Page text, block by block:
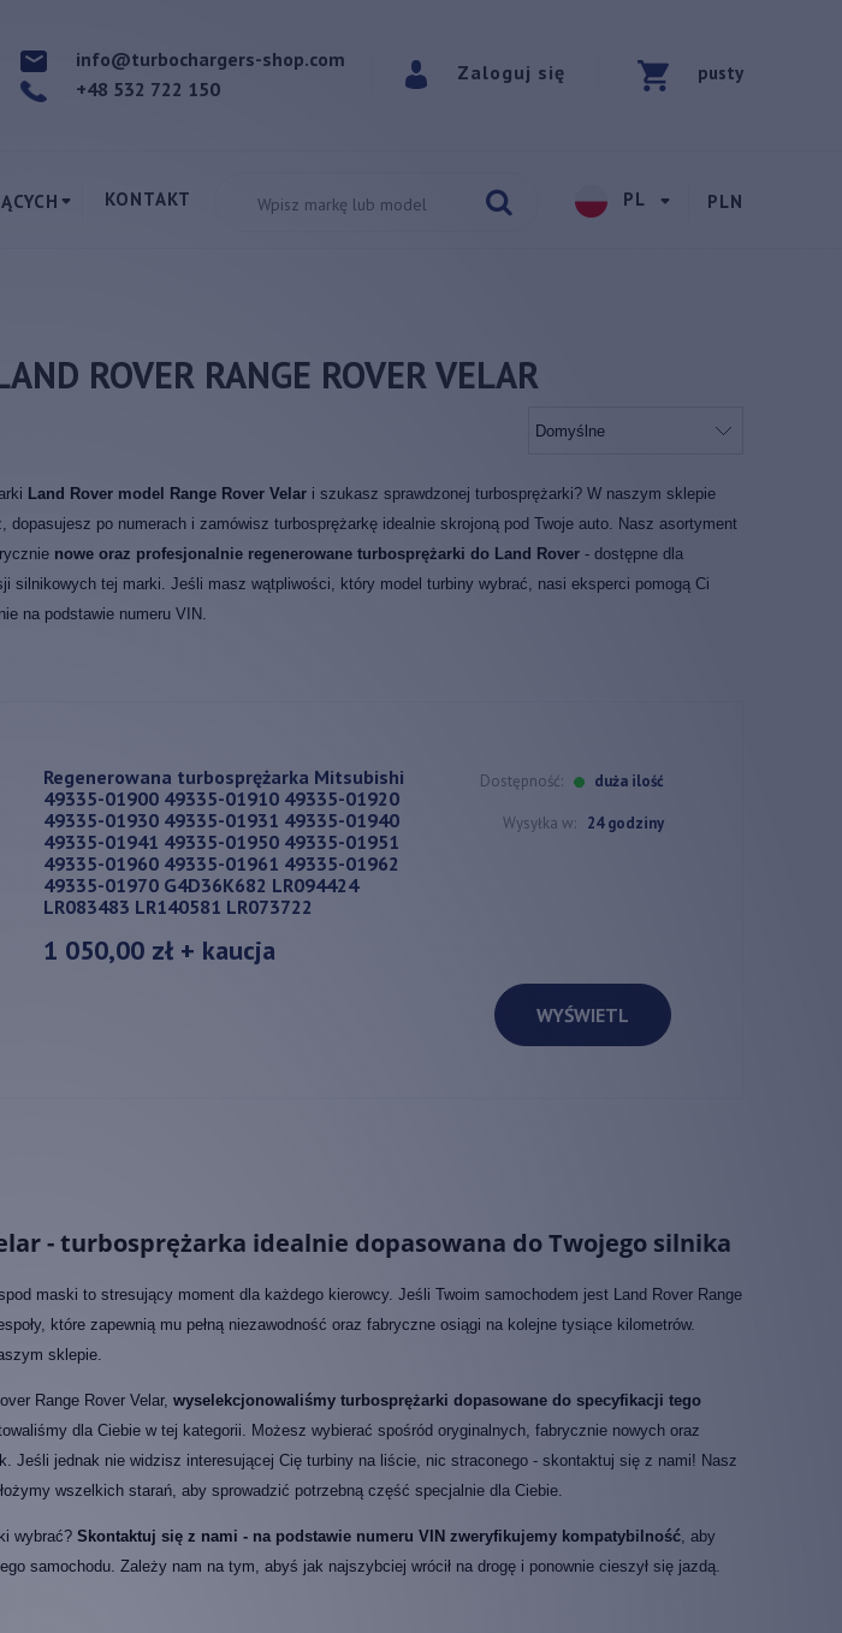
info@turbochargers-shop.com
+48 532 722 150
Zaloguj się pusty
KONTAKT PL PLN
ROVER RANGE ROVER VELAR
Land Rover model Range Rover Velar i szukasz sprawdzonej turbosprężarki? W naszym sklepie
dopasujesz po numerach i zamówisz turbosprężarkę idealnie skrojoną pod Twoje auto. Nasz asortyment
nowe oraz profesjonalnie regenerowane turbosprężarki do Land Rover - dostępne dla
silnikowych tej marki. Jeśli masz wątpliwości, który model turbiny wybrać, nasi eksperci pomogą Ci
na podstawie numeru VIN.
Regenerowana turbosprężarka Mitsubishi
49335-01900 49335-01910 49335-01920
49335-01930 49335-01931 49335-01940
49335-01941 49335-01950 49335-01951
49335-01960 49335-01961 49335-01962
49335-01970 G4D36K682 LR094424
LR083483 LR140581 LR073722
1 050,00 zł + kaucja
Dostępność: duża ilość
Wysyłka w: 24 godziny
WYŚWIETL
- turbosprężarka idealnie dopasowana do Twojego silnika
maski to stresujący moment dla każdego kierowcy. Jeśli Twoim samochodem jest Land Rover Range
które zapewnią mu pełną niezawodność oraz fabryczne osiągi na kolejne tysiące kilometrów.
sklepie.
Range Rover Velar, wyselekcjonowaliśmy turbosprężarki dopasowane do specyfikacji tego
dla Ciebie w tej kategorii. Możesz wybierać spośród oryginalnych, fabrycznie nowych oraz
Jeśli jednak nie widzisz interesującej Cię turbiny na liście, nic straconego - skontaktuj się z nami! Nasz
wszelkich starań, aby sprowadzić potrzebną część specjalnie dla Ciebie.
wybrać? Skontaktuj się z nami - na podstawie numeru VIN zweryfikujemy kompatybilność , aby
samochodu. Zależy nam na tym, abyś jak najszybciej wrócił na drogę i ponownie cieszył się jazdą.